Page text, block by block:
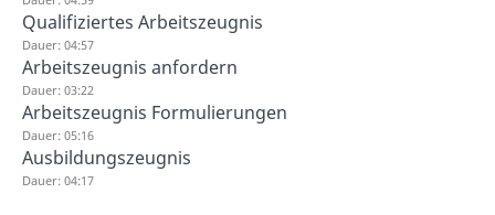
Qualifiziertes Arbeitszeugnis
Dauer: 04:57
Arbeitszeugnis anfordern
Dauer: 03:22
Arbeitszeugnis Formulierungen
Dauer: 05:16
Ausbildungszeugnis
Dauer: 04:17